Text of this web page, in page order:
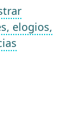
elogios,